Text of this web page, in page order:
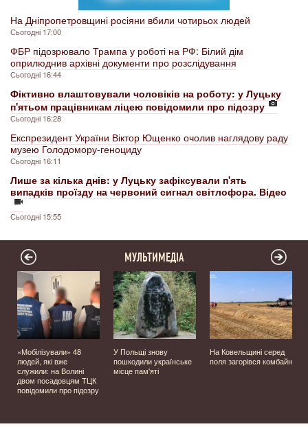
На Дніпропетровщині росіяни вбили чотирьох людей
Сьогодні 17:00
ФБР підозрювало Трампа у роботі на РФ: Білий дім
оприлюднив архівні документи про розслідування
Сьогодні 16:44
Фіктивно влаштовували чоловіків на роботу: у Луцьку
п'ятьом працівникам ліцею повідомили про підозру
Сьогодні 16:28
Експрезидент України Віктор Ющенко очолив наглядову раду
музею Голодомору-геноциду
Сьогодні 16:11
Лише за кілька днів: у Луцьку зафіксували п'ять
випадків проїзду на червоний сигнал світлофора. Відео
Сьогодні 15:55
МУЛЬТИМЕДІА
«Мобілізували» 48
людей, які вже
служили: на Волині
двом посадовцям ТЦК
повідомили про підозру
У Польщі знову
пошкодили українське
місце пам'яті
На Ковельщині серед
поля загорівся комбайн